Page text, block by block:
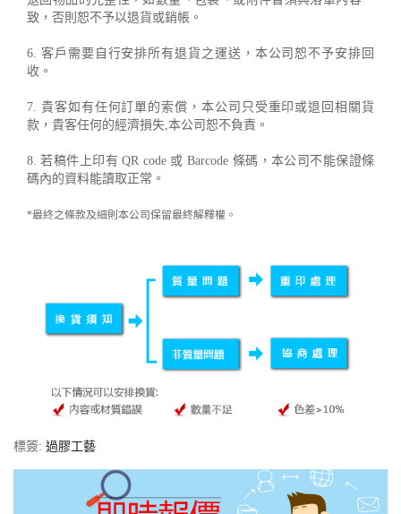
致，否則恕不予以退貨或銷帳。
6. 客戶需要自行安排所有退貨之運送，本公司恕不予安排回
收。
7. 貴客如有任何訂單的索償，本公司只受重印或退回相關貨
款，貴客任何的經濟損失,本公司恕不負責。
8. 若稿件上印有 QR code 或 Barcode 條碼，本公司不能保證條
碼內的資料能讀取正常。
*最終之條款及細則本公司保留最終解釋權。
標簽: 過膠工藝